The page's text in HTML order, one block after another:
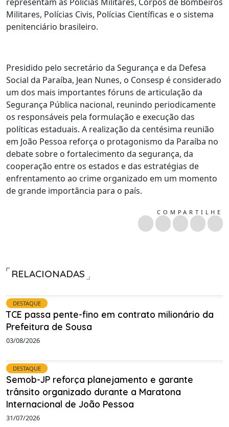
Militares, Polícias Civis, Polícias Científicas e o sistema
penitenciário brasileiro.
Presidido pelo secretário da Segurança e da Defesa
Social da Paraíba, Jean Nunes, o Consesp é considerado
um dos mais importantes fóruns de articulação da
Segurança Pública nacional, reunindo periodicamente
os responsáveis pela formulação e execução das
políticas estaduais. A realização da centésima reunião
em João Pessoa reforça o protagonismo da Paraíba no
debate sobre o fortalecimento da segurança, da
cooperação entre os estados e das estratégias de
enfrentamento ao crime organizado em um momento
de grande importância para o país.
COMPARTILHE
RELACIONADAS
DESTAQUE
TCE passa pente-fino em contrato milionário da
Prefeitura de Sousa
03/08/2026
DESTAQUE
Semob-JP reforça planejamento e garante
trânsito organizado durante a Maratona
Internacional de João Pessoa
31/07/2026